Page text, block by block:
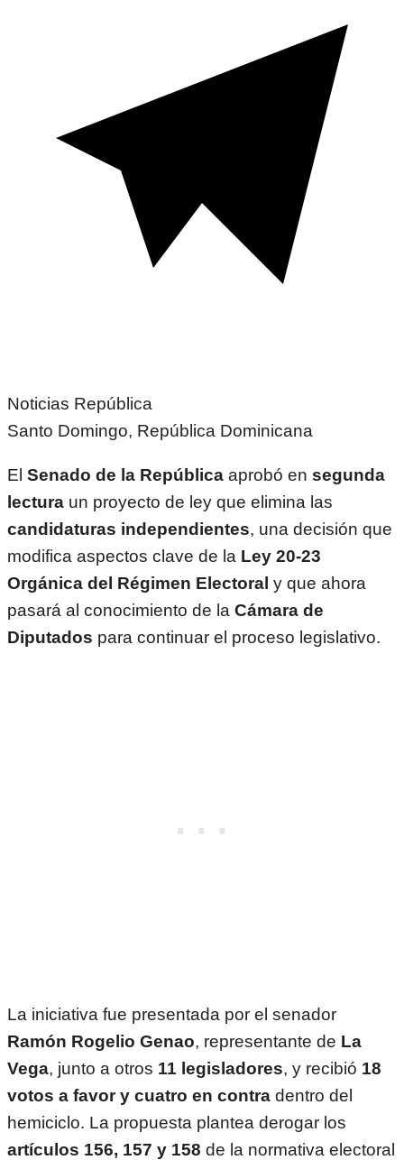
Noticias República
Santo Domingo, República Dominicana
El Senado de la República aprobó en segunda
lectura un proyecto de ley que elimina las
candidaturas independientes, una decisión que
modifica aspectos clave de la Ley 20-23
Orgánica del Régimen Electoral y que ahora
pasará al conocimiento de la Cámara de
Diputados para continuar el proceso legislativo.
La iniciativa fue presentada por el senador
Ramón Rogelio Genao, representante de La
Vega, junto a otros 11 legisladores, y recibió 18
votos a favor y cuatro en contra dentro del
hemiciclo. La propuesta plantea derogar los
artículos 156, 157 y 158 de la normativa electoral